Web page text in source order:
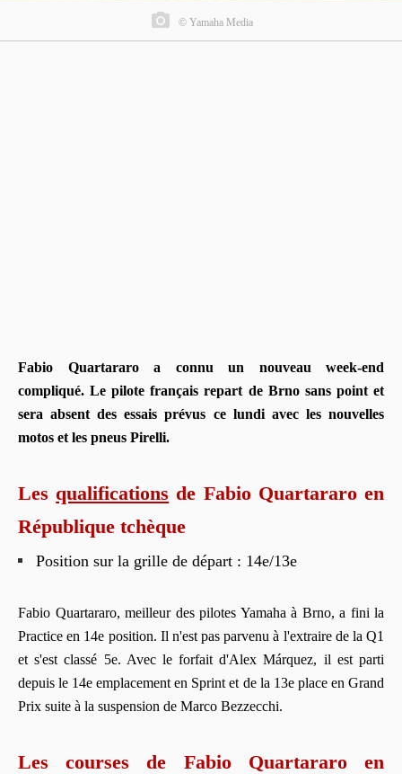
© Yamaha Media
Fabio Quartararo a connu un nouveau week-end
compliqué. Le pilote français repart de Brno sans point et
sera absent des essais prévus ce lundi avec les nouvelles
motos et les pneus Pirelli.
Les qualifications de Fabio Quartararo en
République tchèque
Position sur la grille de départ : 14e/13e
Fabio Quartararo, meilleur des pilotes Yamaha à Brno, a fini la
Practice en 14e position. Il n'est pas parvenu à l'extraire de la Q1
et s'est classé 5e. Avec le forfait d'Alex Márquez, il est parti
depuis le 14e emplacement en Sprint et de la 13e place en Grand
Prix suite à la suspension de Marco Bezzecchi.
Les courses de Fabio Quartararo en